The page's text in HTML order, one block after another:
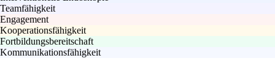
Teamfähigkeit
Engagement
Kooperationsfähigkeit
Fortbildungsbereitschaft
Kommunikationsfähigkeit